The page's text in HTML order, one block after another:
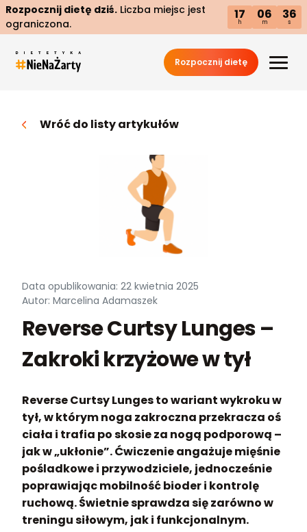
Rozpocznij dietę dziś. Liczba miejsc jest
ograniczona.
17
h
06
m
35
s
Rozpocznij dietę
Wróć do listy artykułów
Data opublikowania: 22 kwietnia 2025
Autor: Marcelina Adamaszek
Reverse Curtsy Lunges –
Zakroki krzyżowe w tył
Reverse Curtsy Lunges to wariant wykroku w
tył, w którym noga zakroczna przekracza oś
ciała i trafia po skosie za nogą podporową –
jak w „ukłonie”. Ćwiczenie angażuje mięśnie
pośladkowe i przywodziciele, jednocześnie
poprawiając mobilność bioder i kontrolę
ruchową. Świetnie sprawdza się zarówno w
treningu siłowym, jak i funkcjonalnym.